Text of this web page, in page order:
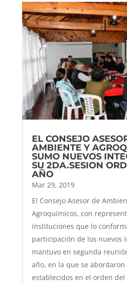
EL CONSEJO
AMBIENTE Y
SUMO NUEVOS
SU 2DA.SESION
AÑO
Mar 29, 2019
El Consejo Asesor de
Agroquímicos, con
instituciones que lo
participación de los nuevos
mantuvo en segunda
año, en la que se abordaron
establecidos en el orden del